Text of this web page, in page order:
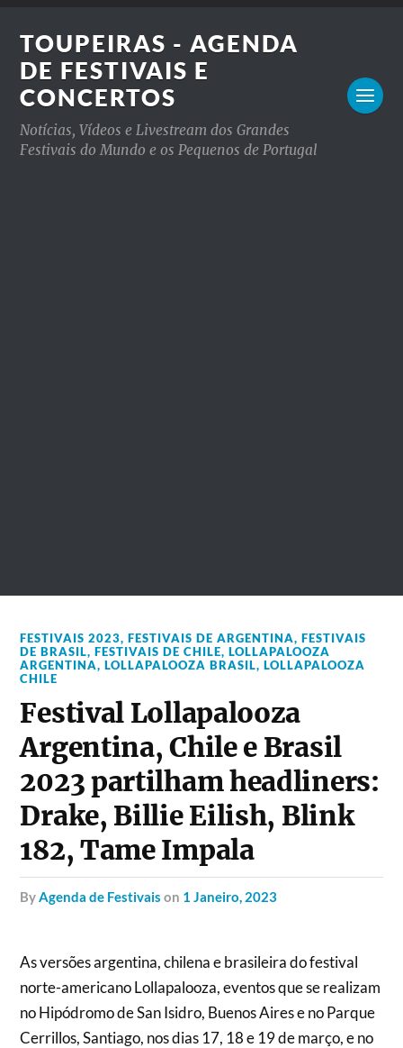
TOUPEIRAS - AGENDA
DE FESTIVAIS E
CONCERTOS
Notícias, Vídeos e Livestream dos Grandes
Festivais do Mundo e os Pequenos de Portugal
FESTIVAIS 2023,FESTIVAIS DE ARGENTINA,FESTIVAIS
DE BRASIL,FESTIVAIS DE CHILE,LOLLAPALOOZA
ARGENTINA,LOLLAPALOOZA BRASIL,LOLLAPALOOZA
CHILE
Festival Lollapalooza
Argentina, Chile e Brasil
2023 partilham headliners:
Drake, Billie Eilish, Blink
182, Tame Impala
byAgenda de Festivais on 1 Janeiro, 2023
As versões argentina, chilena e brasileira do festival
norte-americano Lollapalooza, eventos que se realizam
no Hipódromo de San Isidro, Buenos Aires e no Parque
Cerrillos, Santiago, nos dias 17, 18 e 19 de março, e no